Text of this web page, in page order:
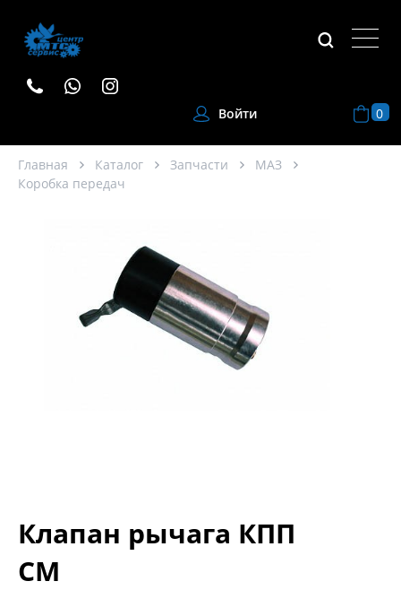
Войти 0
Главная Каталог Запчасти
МАЗ
Коробка передач
Клапан рычага КПП
СМ